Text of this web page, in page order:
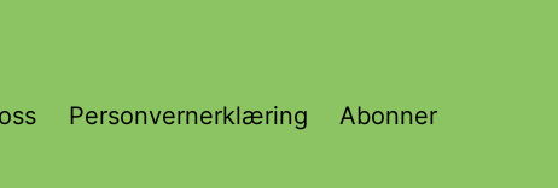
Personvernerklæring Abonner